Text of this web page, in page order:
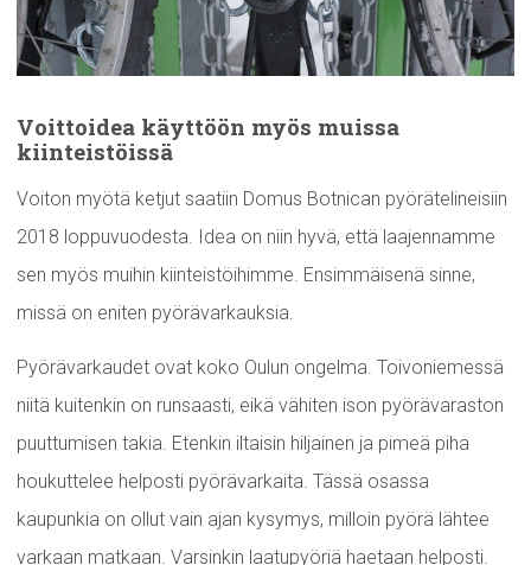
Voittoidea käyttöön myös muissa
kiinteistöissä
Voiton myötä ketjut saatiin Domus Botnican pyörätelineisiin
2018 loppuvuodesta. Idea on niin hyvä, että laajennamme
sen myös muihin kiinteistöihimme. Ensimmäisenä sinne,
missä on eniten pyörävarkauksia.
Pyörävarkaudet ovat koko Oulun ongelma. Toivoniemessä
niitä kuitenkin on runsaasti, eikä vähiten ison pyörävaraston
puuttumisen takia. Etenkin iltaisin hiljainen ja pimeä piha
houkuttelee helposti pyörävarkaita. Tässä osassa
kaupunkia on ollut vain ajan kysymys, milloin pyörä lähtee
varkaan matkaan. Varsinkin laatupyöriä haetaan helposti.